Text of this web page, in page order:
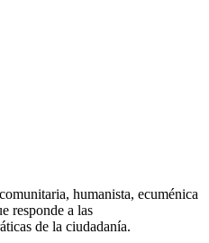
humanista, ecuménica
responde a las
de la ciudadanía.